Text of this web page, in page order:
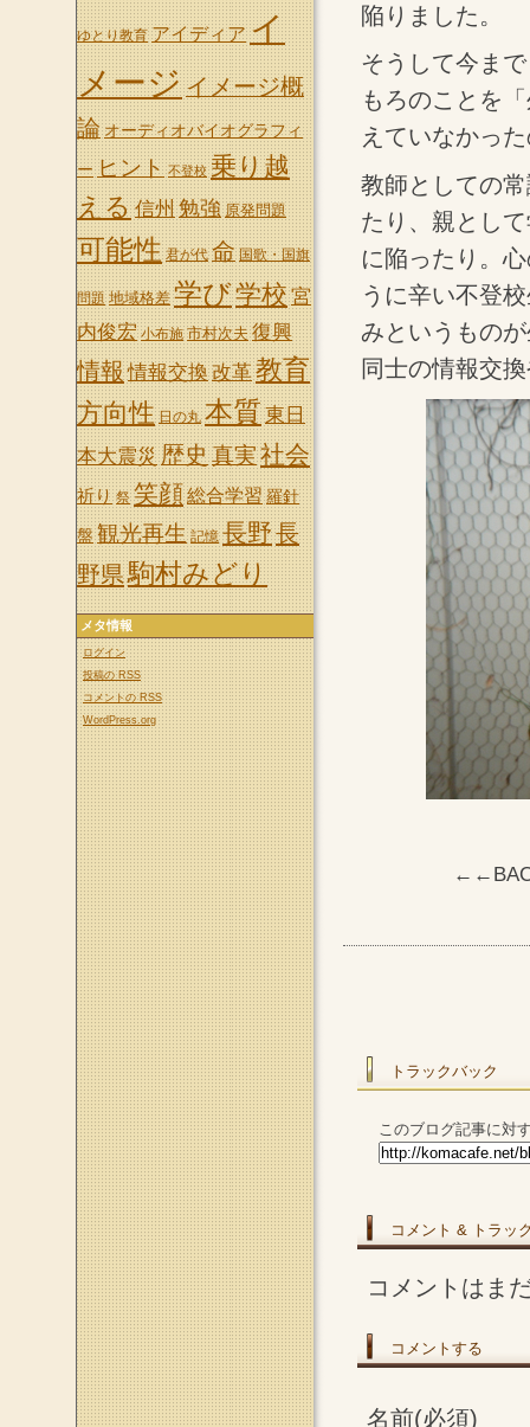
陥りました。
そうして今ま
もろのことを
えていなかっ
教師としての
たり、親とし
に陥ったり。
うに辛い不登
みというもの
同士の情報交
トラックバック
このブログ記事に対
コメント & トラッ
コメントはま
コメントする
名前(必須)
ゆとり教育 アイディア イ
メージ イメージ概
論 オーディオバイオグラフィ
ー ヒント 不登校 乗り越
える信州 勉強 原発問題
可能性 君が代 命 国歌・国旗
問題 地域格差 学び学校 宮
内俊宏 小布施 市村次夫 復興
情報情報交換 改革教育
方向性 日の丸 本質東日
本大震災 歴史 真実社会
祈り 祭 笑顔総合学習 羅針
盤 観光再生 記憶 長野長
野県駒村みどり
メタ情報
ログイン
投稿の RSS
コメントの RSS
WordPress.org